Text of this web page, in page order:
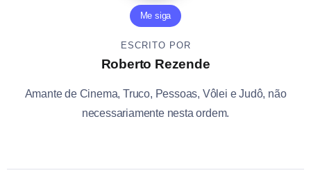
Me siga
ESCRITO POR
Roberto Rezende
Amante de Cinema, Truco, Pessoas, Vôlei e Judô, não
necessariamente nesta ordem.